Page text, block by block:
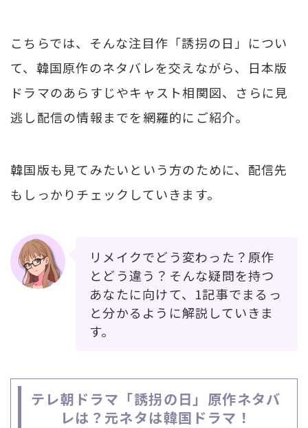
こちらでは、そんな注目作「誘拐の日」につい
て、韓国原作のネタバレを交えながら、日本版
ドラマのあらすじやキャスト相関図、さらに見
逃し配信の情報までを網羅的にご紹介。
韓国版も見てみたいという方のために、配信先
もしっかりチェックしていきます。
リメイクでどう変わった？原作
とどう違う？そんな疑問を持つ
あなたに向けて、1記事でまるっ
と分かるように解説していきま
す。
テレ朝ドラマ「誘拐の日」原作ネタバ
レは？元ネタは韓国ドラマ！